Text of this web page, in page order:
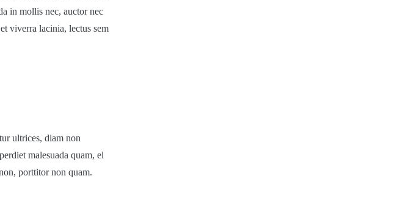
in mollis nec, auctor nec
viverra lacinia, lectus sem
ultrices, diam non
malesuada quam, el
porttitor non quam.